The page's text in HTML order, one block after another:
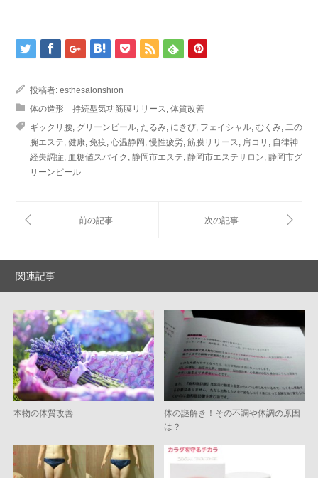
投稿者: esthesalonshion
体の造形 持続型気功筋膜リリース 体質改善
ギックリ腰 グリーンピール たるみ にきび フェイシャル むくみ 二の
腕エステ 健康 免疫 心温静岡 慢性疲労 筋膜リリース 肩コリ
自律神
経失調症 血糖値スパイク 静岡市エステ 静岡市エステサロン 静岡市グ
リーンピール
関連記事
本物の体質改善
体の謎解き！その不調や体調の原因
は？